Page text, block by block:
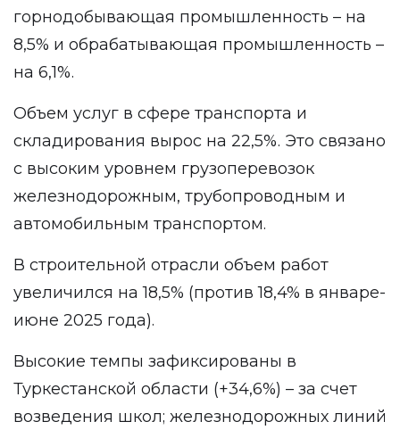
горнодобывающая промышленность – на
8,5% и обрабатывающая промышленность –
на 6,1%.
Объем услуг в сфере транспорта и
складирования вырос на 22,5%. Это связано
с высоким уровнем грузоперевозок
железнодорожным, трубопроводным и
автомобильным транспортом.
В строительной отрасли объем работ
увеличился на 18,5% (против 18,4% в январе-
июне 2025 года).
Высокие темпы зафиксированы в
Туркестанской области (+34,6%) – за счет
возведения школ; железнодорожных линий